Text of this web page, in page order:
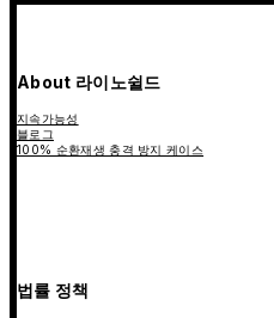
About 라이노쉴드
지속가능성
블로그
100% 순환재생 충격 방지 케이스
법률 정책